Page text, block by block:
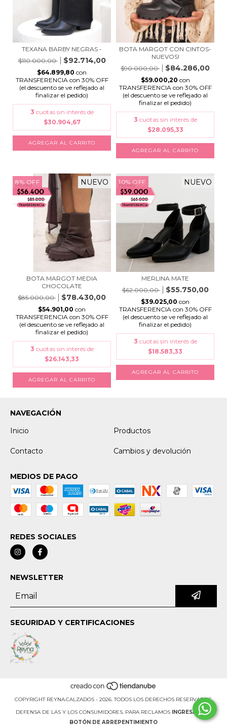
TEXANA BARBY NEGRAS -
$110.000,00
$92.714,00
$64.899,80 con
TRANSFERENCIA con 30% OFF
(el descuento se ve reflejado al
finalizar el pedido)
3 cuotas sin interés de
$30.904,67
AGREGAR AL CARRITO
BOTA MARGOT CON CINTOS-
NUEVOS!
$90.000,00
$84.286,00
$59.000,20 con
TRANSFERENCIA con 30% OFF
(el descuento se ve reflejado al
finalizar el pedido)
3 cuotas sin interés de
$28.095,33
AGREGAR AL CARRITO
8% OFF NUEVO
BOTA MARGOT MEDIA
CHOCOLATE
$85.000,00
$78.430,00
$54.901,00 con
TRANSFERENCIA con 30% OFF
(el descuento se ve reflejado al
finalizar el pedido)
3 cuotas sin interés de
$26.143,33
AGREGAR AL CARRITO
10% OFF NUEVO
MERLINA MATE
$62.000,00
$55.750,00
$39.025,00 con
TRANSFERENCIA con 30% OFF
(el descuento se ve reflejado al
finalizar el pedido)
3 cuotas sin interés de
$18.583,33
AGREGAR AL CARRITO
NAVEGACIÓN
Inicio
Productos
Contacto Cambios y devolución
MEDIOS DE PAGO
REDES SOCIALES
NEWSLETTER
SEGURIDAD Y CERTIFICACIONES
COPYRIGHT REYNA.CALZADOS - 2026. TODOS LOS DERECHOS RESERVADOS.
DEFENSA DE LAS Y LOS CONSUMIDORES. PARA RECLAMOS INGRESÁ ACÁ.
BOTÓN DE ARREPENTIMIENTO